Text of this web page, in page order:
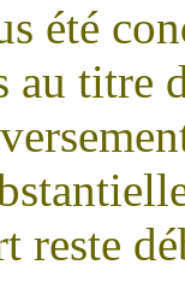
été
au titre
reste